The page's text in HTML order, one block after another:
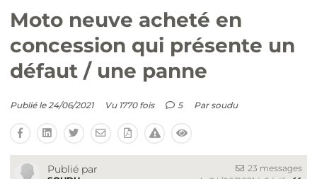
Moto neuve acheté en
concession qui présente un
défaut / une panne
Publié le 24/06/2021 Vu 1770 fois 5 Parsoudu
Publié par
23 messages